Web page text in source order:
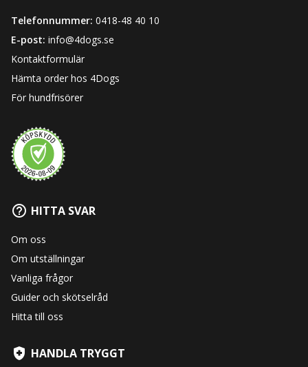
Telefonnummer: 0418-48 40 10
E-post: info@4dogs.se
Kontaktformulär
Hämta order hos 4Dogs
För hundfrisörer
HITTA SVAR
Om oss
Om utställningar
Vanliga frågor
Guider och skötselråd
Hitta till oss
HANDLA TRYGGT